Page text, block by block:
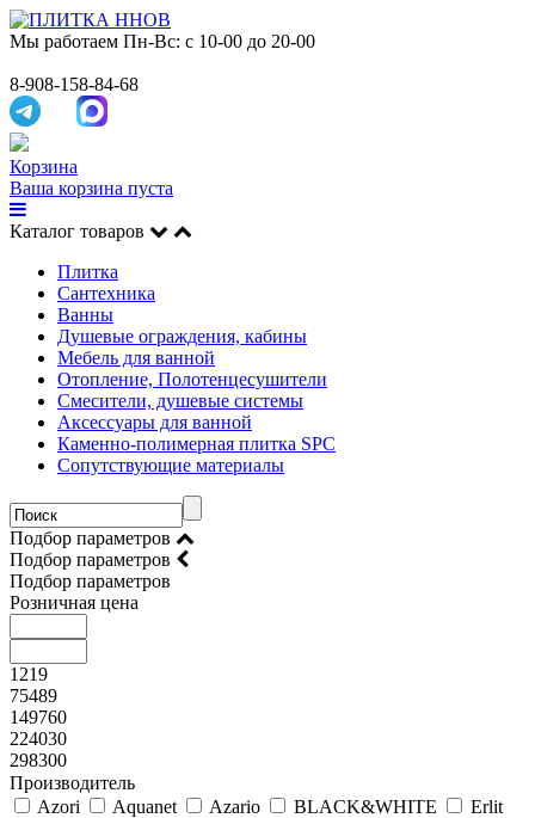
Мы работаем Пн-Вс: с 10-00 до 20-00
8-908-158-84-68
Корзина
Ваша корзина пуста
Каталог товаров
Плитка
Сантехника
Ванны
Душевые ограждения, кабины
Мебель для ванной
Отопление, Полотенцесушители
Смесители, душевые системы
Аксессуары для ванной
Каменно-полимерная плитка SPC
Сопутствующие материалы
Подбор параметров
Подбор параметров
Подбор параметров
Розничная цена
1219
75489
149760
224030
298300
Производитель
Azori
Aquanet Azario BLACK&WHITE
Erlit